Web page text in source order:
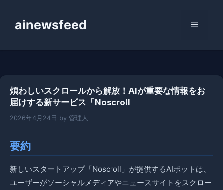
ainewsfeed メ
煩わしいスクロールから解放！AIが重要な情報をお
届けする新サービス「Noscroll
2026年4月24日 by 管理人
要約
新しいスタートアップ「Noscroll」が提供するAIボットは、
ユーザーがソーシャルメディアやニュースサイトをスクロー